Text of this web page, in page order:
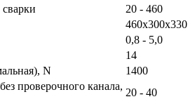
20 - 460
460х300х330
0,8 - 5,0
14
N
1400
проверочного канала,
20 - 40